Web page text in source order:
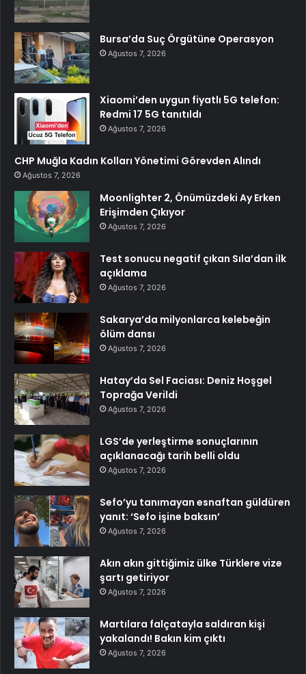
Bursa’da Suç Örgütüne Operasyon
Ağustos 7, 2026
Xiaomi’den uygun fiyatlı 5G telefon:
Redmi 17 5G tanıtıldı
Ağustos 7, 2026
CHP Muğla Kadın Kolları Yönetimi Görevden Alındı
Ağustos 7, 2026
Moonlighter 2, Önümüzdeki Ay Erken
Erişimden Çıkıyor
Ağustos 7, 2026
Test sonucu negatif çıkan Sıla’dan ilk
açıklama
Ağustos 7, 2026
Sakarya’da milyonlarca kelebeğin
ölüm dansı
Ağustos 7, 2026
Hatay’da Sel Faciası: Deniz Hoşgel
Toprağa Verildi
Ağustos 7, 2026
LGS’de yerleştirme sonuçlarının
açıklanacağı tarih belli oldu
Ağustos 7, 2026
Sefo’yu tanımayan esnaftan güldüren
yanıt: ‘Sefo işine baksın’
Ağustos 7, 2026
Akın akın gittiğimiz ülke Türklere vize
şartı getiriyor
Ağustos 7, 2026
Martılara falçatayla saldıran kişi
yakalandı! Bakın kim çıktı
Ağustos 7, 2026